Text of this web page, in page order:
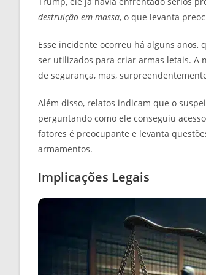
destruição em massa, o que levanta
Esse incidente ocorreu há alguns
ser utilizados para criar armas letais. A
de segurança, mas,
Além disso, relatos indicam que o
perguntando como ele conseguiu
fatores é preocupante e levanta
armamentos.
Implicações Legais